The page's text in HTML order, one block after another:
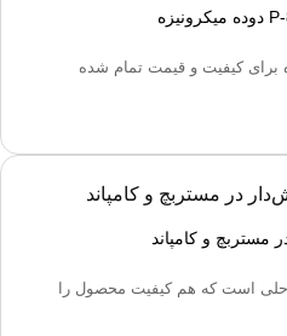
برای کیفیت و قیمت تمام شده
مستربچ و کامپاند
است که هم کیفیت محصول را